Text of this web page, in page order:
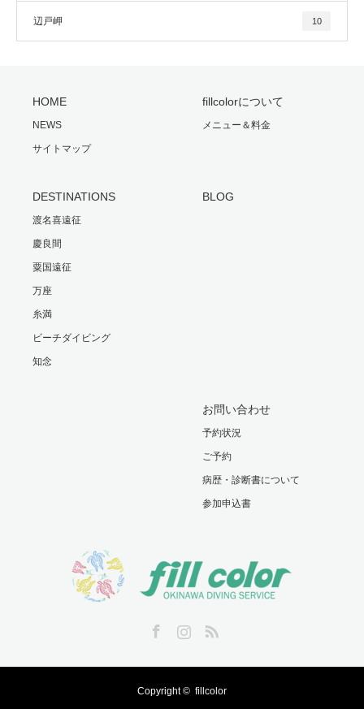
辺戸岬 10
HOME
NEWS
サイトマップ
fillcolorについて
メニュー＆料金
DESTINATIONS
渡名喜遠征
慶良間
粟国遠征
万座
糸満
ビーチダイビング
知念
BLOG
お問い合わせ
予約状況
ご予約
病歴・診断書について
参加申込書
Copyright © fillcolor